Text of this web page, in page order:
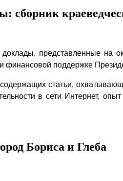
сборник
представленные на
финансовой поддержке
статьи,
в сети Интернет,
Бориса и Глеба